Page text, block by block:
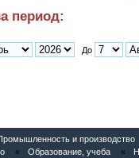
период:
До
и производство
« Образование, учеба «